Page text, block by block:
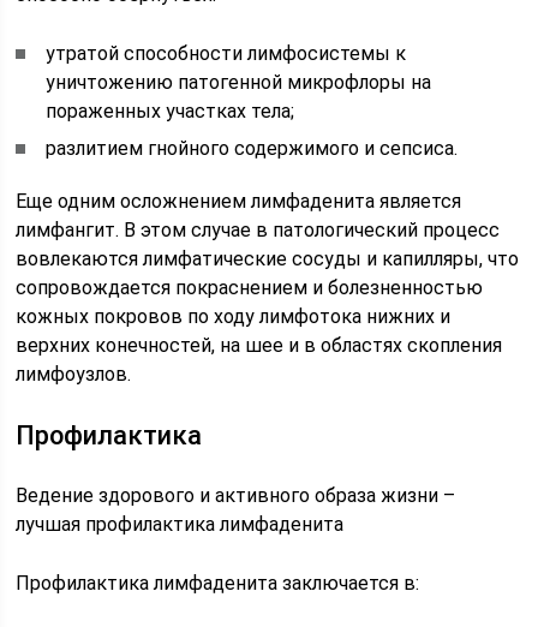
утратой способности лимфосистемы к
уничтожению патогенной микрофлоры на
пораженных участках тела;
разлитием гнойного содержимого и сепсиса.
Еще одним осложнением лимфаденита является
лимфангит. В этом случае в патологический процесс
вовлекаются лимфатические сосуды и капилляры, что
сопровождается покраснением и болезненностью
кожных покровов по ходу лимфотока нижних и
верхних конечностей, на шее и в областях скопления
лимфоузлов.
Профилактика
Ведение здорового и активного образа жизни –
лучшая профилактика лимфаденита
Профилактика лимфаденита заключается в: